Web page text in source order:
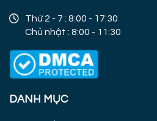
Thứ 2 - 7 : 8:00 - 17:30
Chủ nhật : 8:00 - 11:30
DANH MỤC